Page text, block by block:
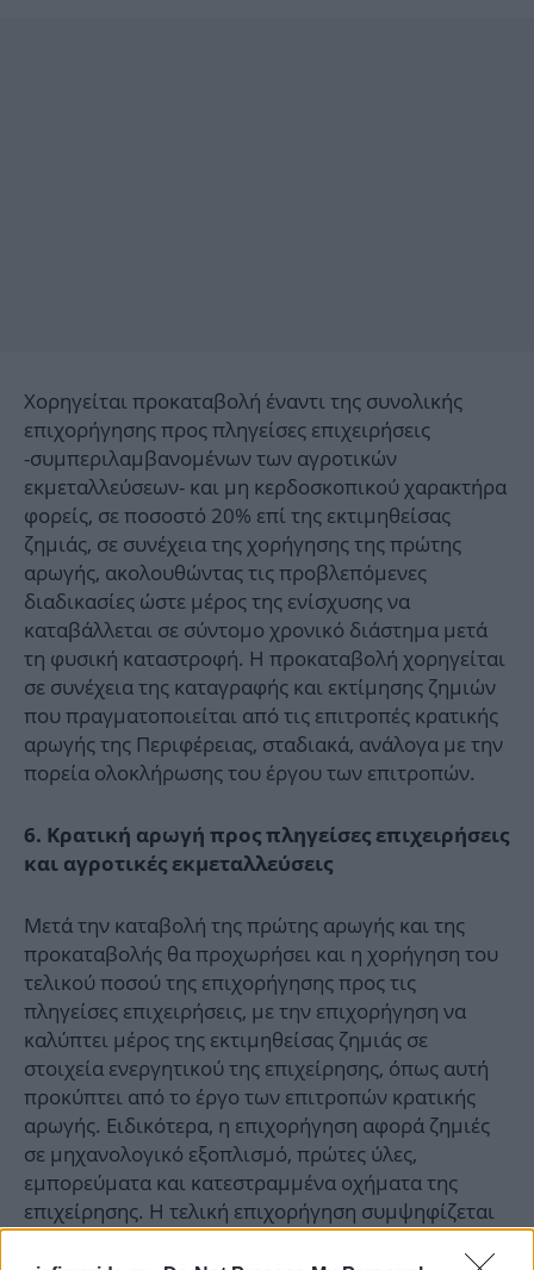
Χορηγείται προκαταβολή έναντι της συνολικής
επιχορήγησης προς πληγείσες επιχειρήσεις
-συμπεριλαμβανομένων των αγροτικών
εκμεταλλεύσεων- και μη κερδοσκοπικού χαρακτήρα
φορείς, σε ποσοστό 20% επί της εκτιμηθείσας
ζημιάς, σε συνέχεια της χορήγησης της πρώτης
αρωγής, ακολουθώντας τις προβλεπόμενες
διαδικασίες ώστε μέρος της ενίσχυσης να
καταβάλλεται σε σύντομο χρονικό διάστημα μετά
τη φυσική καταστροφή. Η προκαταβολή χορηγείται
σε συνέχεια της καταγραφής και εκτίμησης ζημιών
που πραγματοποιείται από τις επιτροπές κρατικής
αρωγής της Περιφέρειας, σταδιακά, ανάλογα με την
πορεία ολοκλήρωσης του έργου των επιτροπών.
6. Κρατική αρωγή προς πληγείσες επιχειρήσεις
και αγροτικές εκμεταλλεύσεις
Μετά την καταβολή της πρώτης αρωγής και της
προκαταβολής θα προχωρήσει και η χορήγηση του
τελικού ποσού της επιχορήγησης προς τις
πληγείσες επιχειρήσεις, με την επιχορήγηση να
καλύπτει μέρος της εκτιμηθείσας ζημιάς σε
στοιχεία ενεργητικού της επιχείρησης, όπως αυτή
προκύπτει από το έργο των επιτροπών κρατικής
αρωγής. Ειδικότερα, η επιχορήγηση αφορά ζημιές
σε μηχανολογικό εξοπλισμό, πρώτες ύλες,
εμπορεύματα και κατεστραμμένα οχήματα της
επιχείρησης. Η τελική επιχορήγηση συμψηφίζεται
με τη χορηγηθείσα πρώτη αρωγή και προκαταβολή,